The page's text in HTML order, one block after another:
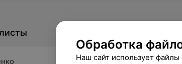
Обработка
Наш сайт использует